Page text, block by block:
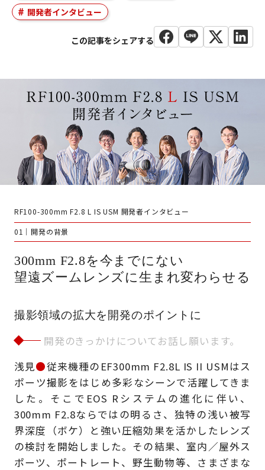
開発者インタビュー
RF100-300mm F2.8 L IS USM 開発者インタビュー
01｜開発の背景
300mm F2.8を今までにない
望遠ズームレンズに生まれ変わらせる
撮影領域の拡大を開発のポイントに
開発のきっかけについてお話し願います。
浅見●従来機種のEF300mm F2.8L IS II USMはス
ポーツ撮影をはじめ多彩なシーンで活躍してきま
した。そこでEOS Rシステムの進化に伴い、
300mm F2.8ならではの明るさ、独特の浅い被写
界深度（ボケ）と強い圧縮効果を活かしたレンズ
の検討を開始しました。その結果、室内／屋外ス
ポーツ、ポートレート、野生動物等、さまざまな